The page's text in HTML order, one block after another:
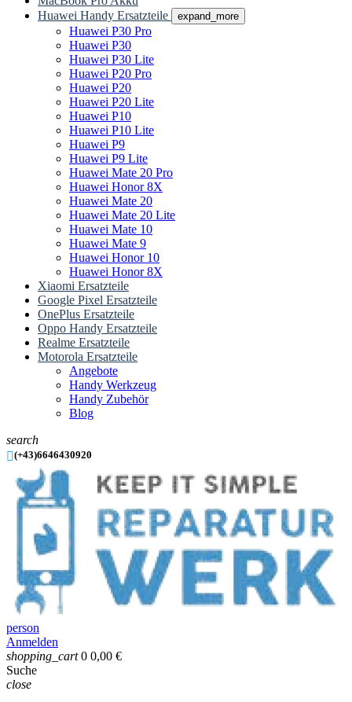
Huawei Handy Ersatzteile
expand_more
Huawei P30 Pro
Huawei P30
Huawei P30 Lite
Huawei P20 Pro
Huawei P20
Huawei P20 Lite
Huawei P10
Huawei P10 Lite
Huawei P9
Huawei P9 Lite
Huawei Mate 20 Pro
Huawei Honor 8X
Huawei Mate 20
Huawei Mate 20 Lite
Huawei Mate 10
Huawei Mate 9
Huawei Honor 10
Huawei Honor 8X
Xiaomi Ersatzteile
Google Pixel Ersatzteile
OnePlus Ersatzteile
Oppo Handy Ersatzteile
Realme Ersatzteile
Motorola Ersatzteile
Angebote
Handy Werkzeug
Handy Zubehör
Blog
search
(+43)6646430920
person
Anmelden
shopping_cart 0 0,00 €
Suche
close